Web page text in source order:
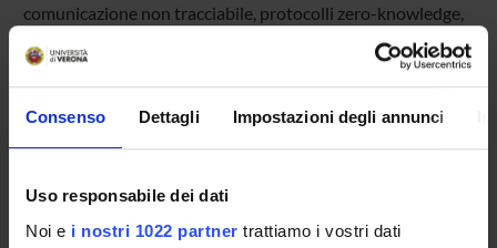
Consenso Dettagli Impostazioni degli annunci
Uso responsabile dei dati
Noi e i nostri 1022 partner trattiamo i vostri dati
comunicazione non tracciabile, protocolli zero-knowledge,
denaro digitale, voto digitale, autenticazione di agenti,
distribuzione di chiavi, certificazione di chiavi.
Sicurezza dei sistemi: Elementi e criteri generali di sicurezza,
Lezione 1: Introduzione al corso, Definizione della materia,
Storia della Crittografia, Dal codice di Cesare a DES, IDEA.